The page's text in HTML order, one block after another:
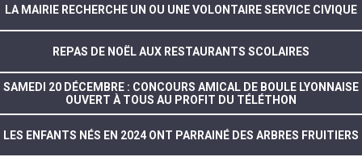
LA MAIRIE RECHERCHE UN OU UNE VOLONTAIRE SERVICE CIVIQUE
REPAS DE NOËL AUX RESTAURANTS SCOLAIRES
SAMEDI 20 DÉCEMBRE : CONCOURS AMICAL DE BOULE LYONNAISE
OUVERT À TOUS AU PROFIT DU TÉLÉTHON
LES ENFANTS NÉS EN 2024 ONT PARRAINÉ DES ARBRES FRUITIERS